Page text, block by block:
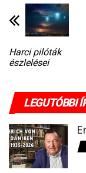
Harci pilóták
észlelései
LEGUTÓBBI